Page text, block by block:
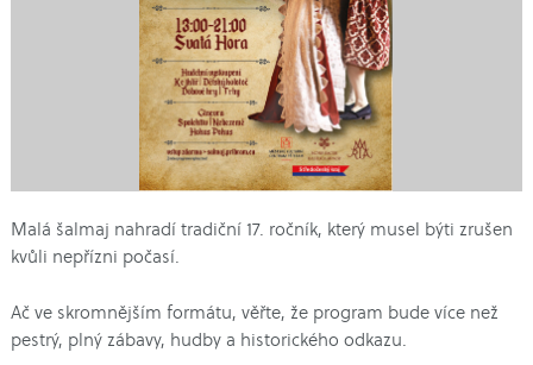
Malá šalmaj nahradí tradiční 17. ročník, který musel býti zrušen
kvůli nepřízni počasí.
Ač ve skromnějším formátu, věřte, že program bude více než
pestrý, plný zábavy, hudby a historického odkazu.